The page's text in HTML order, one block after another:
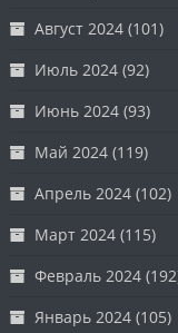
Август 2024 (101)
Июль 2024 (92)
Июнь 2024 (93)
Май 2024 (119)
Апрель 2024 (102)
Март 2024 (115)
Февраль 2024
Январь 2024 (105)